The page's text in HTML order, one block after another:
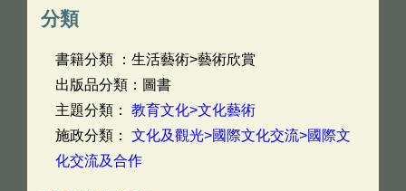
分類
書籍分類 ：生活藝術>藝術欣賞
出版品分類：圖書
主題分類： 教育文化>文化藝術
施政分類： 文化及觀光>國際文化交流>國際文
化交流及合作